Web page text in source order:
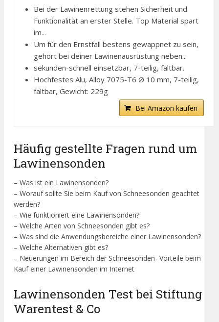
Bei der Lawinenrettung stehen Sicherheit und
Funktionalität an erster Stelle. Top Material spart
im...
Um für den Ernstfall bestens gewappnet zu sein,
gehört bei deiner Lawinenausrüstung neben...
sekunden-schnell einsetzbar, 7-teilig, faltbar.
Hochfestes Alu, Alloy 7075-T6 Ø 10 mm, 7-teilig,
faltbar, Gewicht: 229g
Bei Amazon kaufen
Häufig gestellte Fragen rund um
Lawinensonden
– Was ist ein Lawinensonden?
– Worauf sollte Sie beim Kauf von Schneesonden geachtet
werden?
– Wie funktioniert eine Lawinensonden?
– Welche Arten von Schneesonden gibt es?
– Was sind die Anwendungsbereiche einer Lawinensonden?
– Welche Alternativen gibt es?
– Neuerungen im Bereich der Schneesonden- Vorteile beim
Kauf einer Lawinensonden im Internet
Lawinensonden Test bei Stiftung
Warentest & Co